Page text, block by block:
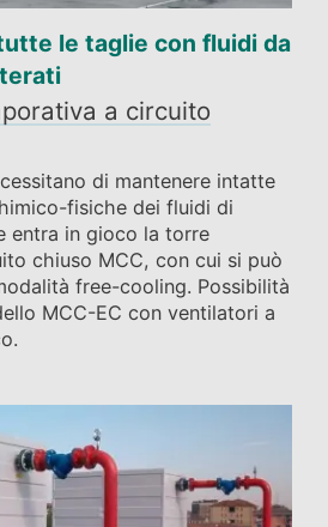
le taglie con fluidi da
a circuito
di mantenere intatte
fisiche dei fluidi di
entra in gioco la torre
chiuso MCC, con cui si può
free-cooling. Possibilità
MCC-EC con ventilatori a